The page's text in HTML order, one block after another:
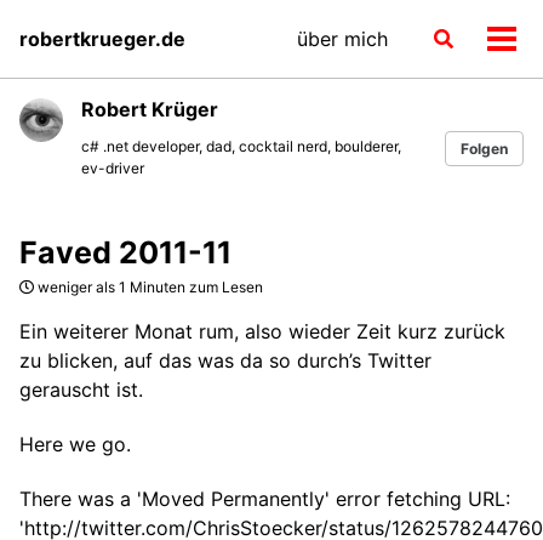
primary
navigation
content
footer
robertkrueger.de über mich
Toggle
Robert Krüger
c# .net developer, dad, cocktail nerd, boulderer,
ev-driver
Folgen
Faved 2011-11
weniger als 1 Minuten zum Lesen
Ein weiterer Monat rum, also wieder Zeit kurz zurück
zu blicken, auf das was da so durch’s Twitter
gerauscht ist.
Here we go.
There was a 'Moved Permanently' error fetching URL:
'http://twitter.com/ChrisStoecker/status/